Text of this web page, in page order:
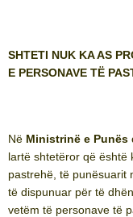
SHTETI NUK KA AS
E PERSONAVE TË
Në Ministrinë e
lartë shtetëror që është
pastrehë, të punësuarit
të dispunuar për të
vetëm të personave të